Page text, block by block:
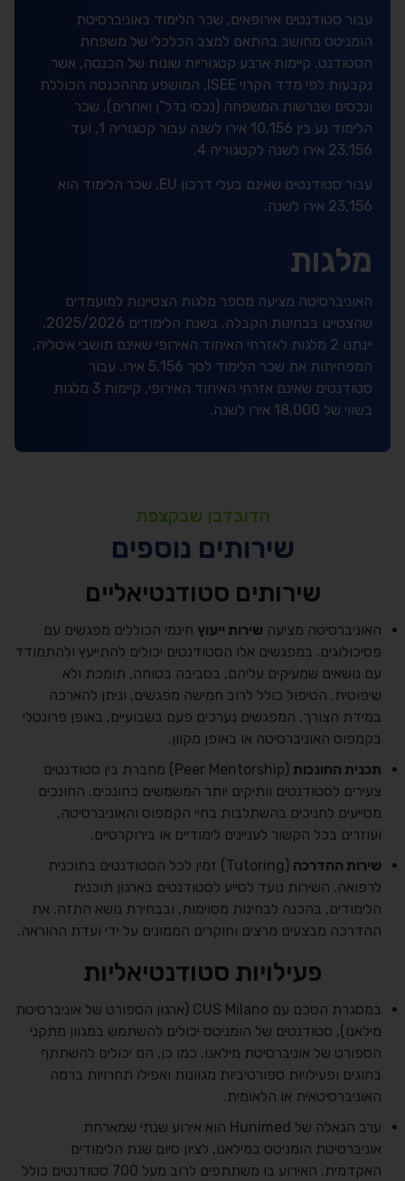
עבור סטודנטים אירופאים, שכר הלימוד באוניברסיטת
הומניטס מחושב בהתאם למצב הכלכלי של משפחת
הסטודנט. קיימות ארבע קטגוריות שונות של הכנסה, אשר
נקבעות לפי מדד הקרוי ISEE, המושפע מההכנסה הכוללת
ונכסים שברשות המשפחה (נכסי נדל”ן ואחרים). שכר
הלימוד נע בין 10,156 אירו לשנה עבור קטגוריה 1, ועד
23,156 אירו לשנה לקטגוריה 4.
עבור סטודנטים שאינם בעלי דרכון EU, שכר הלימוד הוא
23,156 אירו לשנה.
מלגות
האוניברסיטה מציעה מספר מלגות הצטיינות למועמדים
שהצטיינו בבחינות הקבלה. בשנת הלימודים 2025/2026,
יינתנו 2 מלגות לאזרחי האיחוד האירופי שאינם תושבי איטליה,
המפחיתות את שכר הלימוד לסך 5,156 אירו. עבור
סטודנטים שאינם אזרחי האיחוד האירופי, קיימות 3 מלגות
בשווי של 18,000 אירו לשנה.
הדובדבן שבקצפת
שירותים נוספים
שירותים סטודנטיאליים
האוניברסיטה מציעה שירות ייעוץ חינמי הכוללים מפגשים עם
פסיכולוגים. במפגשים אלו הסטודנטים יכולים להתייעץ ולהתמודד
עם נושאים שמעיקים עליהם, בסביבה בטוחה, תומכת ולא
שיפוטית. הטיפול כולל לרוב חמישה מפגשים, וניתן להארכה
במידת הצורך. המפגשים נערכים פעם בשבועיים, באופן פרונטלי
בקמפוס האוניברסיטה או באופן מקוון.
תכנית החונכות
(Peer Mentorship) מחברת בין סטודנטים
צעירים לסטודנטים וותיקים יותר המשמשים כחונכים. החונכים
מסייעים לחניכים בהשתלבות בחיי הקמפוס והאוניברסיטה,
ועוזרים בכל הקשור לעניינים לימודיים או בירוקרטיים.
שירות ההדרכה
(Tutoring) זמין לכל הסטודנטים בתוכנית
לרפואה. השירות נועד לסייע לסטודנטים בארגון תוכנית
הלימודים, בהכנה לבחינות מסוימות, ובבחירת נושא התזה. את
ההדרכה מבצעים מרצים וחוקרים הממונים על ידי ועדת ההוראה.
פעילויות סטודנטיאליות
במסגרת הסכם עם CUS Milano (ארגון הספורט של אוניברסיטת
מילאנו), סטודנטים של הומניטס יכולים להשתמש במגוון מתקני
הספורט של אוניברסיטת מילאנו. כמו כן, הם יכולים להשתתף
בחוגים ופעילויות ספורטיביות מגוונות ואפילו תחרויות ברמה
האוניברסיטאית או הלאומית.
ערב הגאלה של Hunimed הוא אירוע שנתי שמארחת
אוניברסיטת הומניטס במילאנו, לציון סיום שנת הלימודים
האקדמית. האירוע בו משתתפים לרוב מעל 700 סטודנטים כולל